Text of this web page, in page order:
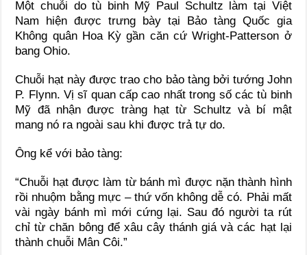
Một chuỗi do tù binh Mỹ Paul Schultz làm tại Việt
Nam hiện được trưng bày tại Bảo tàng Quốc gia
Không quân Hoa Kỳ gần căn cứ Wright-Patterson ở
bang Ohio.
Chuỗi hạt này được trao cho bảo tàng bởi tướng John
P. Flynn. Vị sĩ quan cấp cao nhất trong số các tù binh
Mỹ đã nhận được tràng hạt từ Schultz và bí mật
mang nó ra ngoài sau khi được trả tự do.
Ông kể với bảo tàng:
“Chuỗi hạt được làm từ bánh mì được nặn thành hình
rồi nhuộm bằng mực – thứ vốn không dễ có. Phải mất
vài ngày bánh mì mới cứng lại. Sau đó người ta rút
chỉ từ chăn bông để xâu cây thánh giá và các hạt lại
thành chuỗi Mân Côi.”